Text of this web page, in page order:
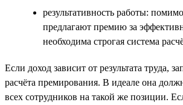
результативность работы:
предлагают премию за
необходима строгая система
Если доход зависит от результата труда,
расчёта премирования. В идеале она
всех сотрудников на такой же позиции.